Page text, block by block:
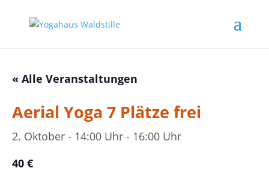
« Alle Veranstaltungen
Aerial Yoga 7 Plätze frei
2. Oktober - 14:00 Uhr - 16:00 Uhr
40 €